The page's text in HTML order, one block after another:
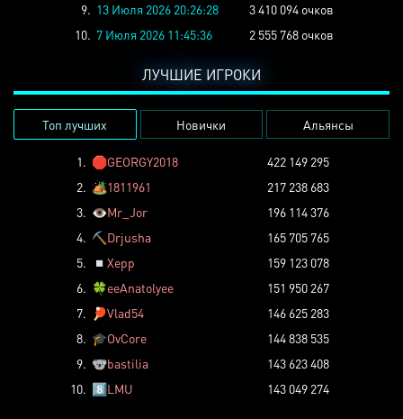
9. 13 Июля 2026 20:26:28
3 410 094 очков
10. 7 Июля 2026 11:45:36 2 555 768 очков
ЛУЧШИЕ ИГРОКИ
Топ лучших Новички Альянсы
1. 🛑GEORGY2018
422 149 295
2. 🏕️1811961
217 238 683
3. 👁️Mr_Jor
196 114 376
4. ⛏️ Drjusha
165 705 765
5.
◽ Xepp
159 123 078
6. 🍀eeAnatolyee
151 950 267
7.
🏓Vlad54
146 625 283
8. 🎓OvCore
144 838 535
9. 🐨bastilia
143 623 408
10. 8️⃣LMU 143 049 274